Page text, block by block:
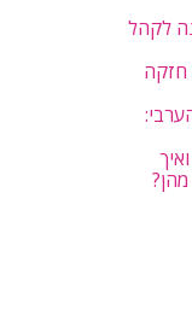
לקהל
חזקה